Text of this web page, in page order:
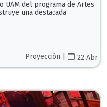
UAM del programa de Artes
una destacada
Proyección | 22 Abr